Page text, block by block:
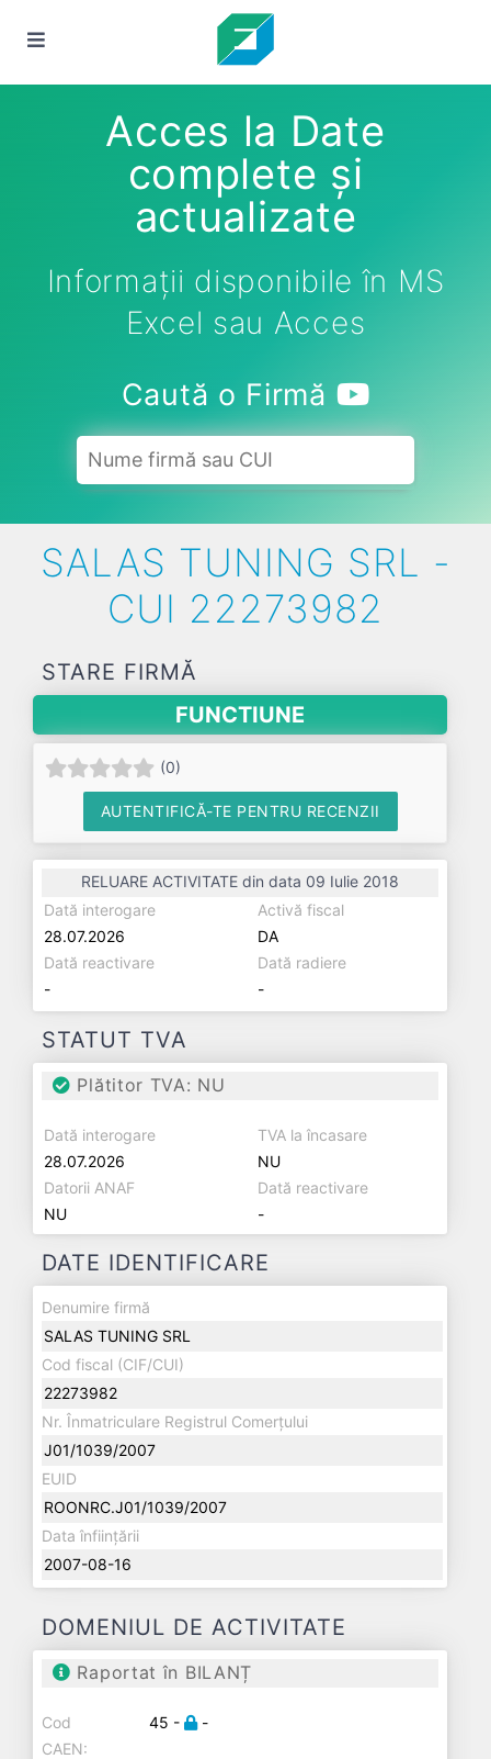
Acces la Date
complete și
actualizate
Informații disponibile în MS
Excel sau Acces
Caută o Firmă
SALAS TUNING SRL -
CUI 22273982
STARE FIRMĂ
FUNCTIUNE
(0)
AUTENTIFICĂ-TE PENTRU RECENZII
RELUARE ACTIVITATE din data 09 Iulie 2018
Dată interogare
28.07.2026
Activă fiscal
DA
Dată reactivare
-
Dată radiere
-
STATUT TVA
Plătitor TVA: NU
Dată interogare
28.07.2026
TVA la încasare
NU
Datorii ANAF
NU
Dată reactivare
-
DATE IDENTIFICARE
Denumire firmă
SALAS TUNING SRL
Cod fiscal (CIF/CUI)
22273982
Nr. Înmatriculare Registrul Comerțului
J01/1039/2007
EUID
ROONRC.J01/1039/2007
Data înființării
2007-08-16
DOMENIUL DE ACTIVITATE
Raportat în BILANȚ
Cod
CAEN:
45 - -